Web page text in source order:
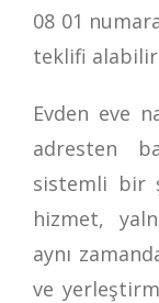
08 01
teklifi
Evden eve
adresten
sistemli bir
hizmet,
aynı
ve